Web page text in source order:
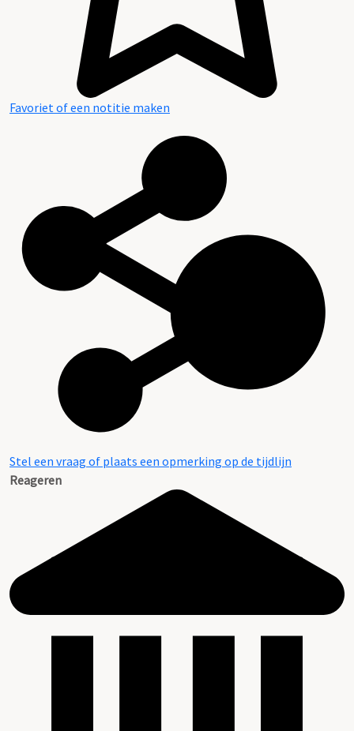
Favoriet of een notitie maken
Stel een vraag of plaats een opmerking op de tijdlijn
Reageren